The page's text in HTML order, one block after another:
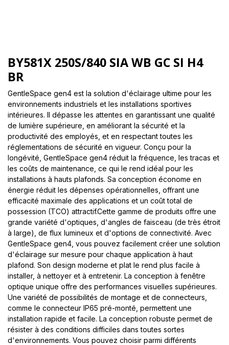
BY581X 250S/840 SIA WB GC SI H4
BR
GentleSpace gen4 est la solution d'éclairage ultime pour les
environnements industriels et les installations sportives
intérieures. Il dépasse les attentes en garantissant une qualité
de lumière supérieure, en améliorant la sécurité et la
productivité des employés, et en respectant toutes les
réglementations de sécurité en vigueur. Conçu pour la
longévité, GentleSpace gen4 réduit la fréquence, les tracas et
les coûts de maintenance, ce qui le rend idéal pour les
installations à hauts plafonds. Sa conception économe en
énergie réduit les dépenses opérationnelles, offrant une
efficacité maximale des applications et un coût total de
possession (TCO) attractif.Cette gamme de produits offre une
grande variété d'optiques, d'angles de faisceau (de très étroit
à large), de flux lumineux et d'options de connectivité. Avec
GentleSpace gen4, vous pouvez facilement créer une solution
d'éclairage sur mesure pour chaque application à haut
plafond. Son design moderne et plat le rend plus facile à
installer, à nettoyer et à entretenir. La conception à fenêtre
optique unique offre des performances visuelles supérieures.
Une variété de possibilités de montage et de connecteurs,
comme le connecteur IP65 pré-monté, permettent une
installation rapide et facile. La conception robuste permet de
résister à des conditions difficiles dans toutes sortes
d'environnements. Vous pouvez choisir parmi différents